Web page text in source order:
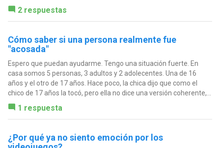
2 respuestas
Cómo saber si una persona realmente fue
"acosada"
Espero que puedan ayudarme. Tengo una situación fuerte. En
casa somos 5 personas, 3 adultos y 2 adolecentes. Una de 16
años y el otro de 17 años. Hace poco, la chica dijo que como el
chico de 17 años la tocó, pero ella no dice una versión coherente,...
1 respuesta
¿Por qué ya no siento emoción por los